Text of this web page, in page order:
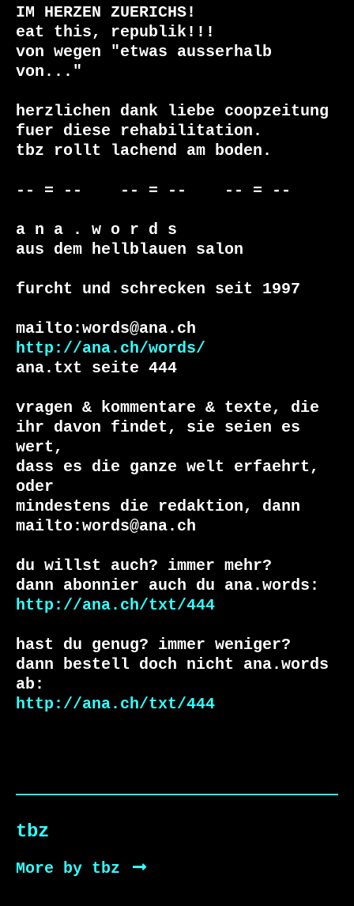
IM HERZEN ZUERICHS!
eat this, republik!!!
von wegen "etwas ausserhalb
von..."
herzlichen dank liebe coopzeitung
fuer diese rehabilitation.
tbz rollt lachend am boden.
-- = --    -- = --    -- = --
a n a . w o r d s
aus dem hellblauen salon
furcht und schrecken seit 1997
http://ana.ch/words/
ana.txt seite 444
vragen & kommentare & texte, die
ihr davon findet, sie seien es
wert,
dass es die ganze welt erfaehrt,
oder
mindestens die redaktion, dann
mailto:words@ana.ch
du willst auch? immer mehr?
http://ana.ch/txt/444
hast du genug? immer weniger?
dann bestell doch nicht ana.words
http://ana.ch/txt/444
tbz
More by tbz